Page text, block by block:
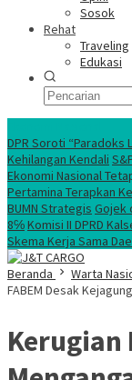
Sosok
Rehat
Traveling
Edukasi
DPR Soroti
Kehilangan Kendali
Ekonomi Nasional
Pertamina Terapkan
BUMN Strategis Gojek
8℅Komisi II DPRD
Skema Kerja Sama
Beranda
Warta
FABEM Desak
Kerugian